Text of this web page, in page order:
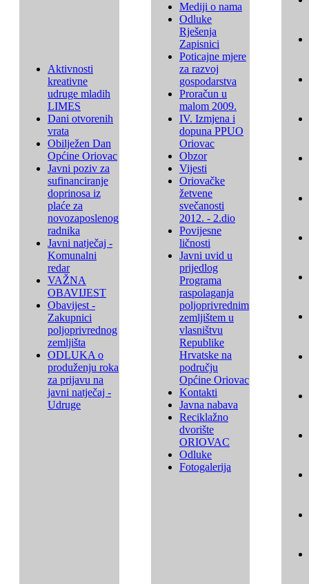
Aktivnosti
kreativne
udruge mladih
LIMES
Dani otvorenih
vrata
Obilježen Dan
Općine Oriovac
Javni poziv za
sufinanciranje
doprinosa iz
plaće za
novozaposlenog
radnika
Javni natječaj -
Komunalni
redar
VAŽNA
OBAVIJEST
Obavijest -
Zakupnici
poljoprivrednog
zemljišta
ODLUKA o
produženju roka
za prijavu na
javni natječaj -
Udruge
Mediji o nama
Odluke
Rješenja
Zapisnici
Poticajne mjere
za razvoj
gospodarstva
Proračun u
malom 2009.
IV. Izmjena i
dopuna PPUO
Oriovac
Obzor
Vijesti
Oriovačke
žetvene
svečanosti
2012. - 2.dio
Povijesne
ličnosti
Javni uvid u
prijedlog
Programa
raspolaganja
poljoprivrednim
zemljištem u
vlasništvu
Republike
Hrvatske na
području
Općine Oriovac
Kontakti
Javna nabava
Reciklažno
dvorište
ORIOVAC
Odluke
Fotogalerija